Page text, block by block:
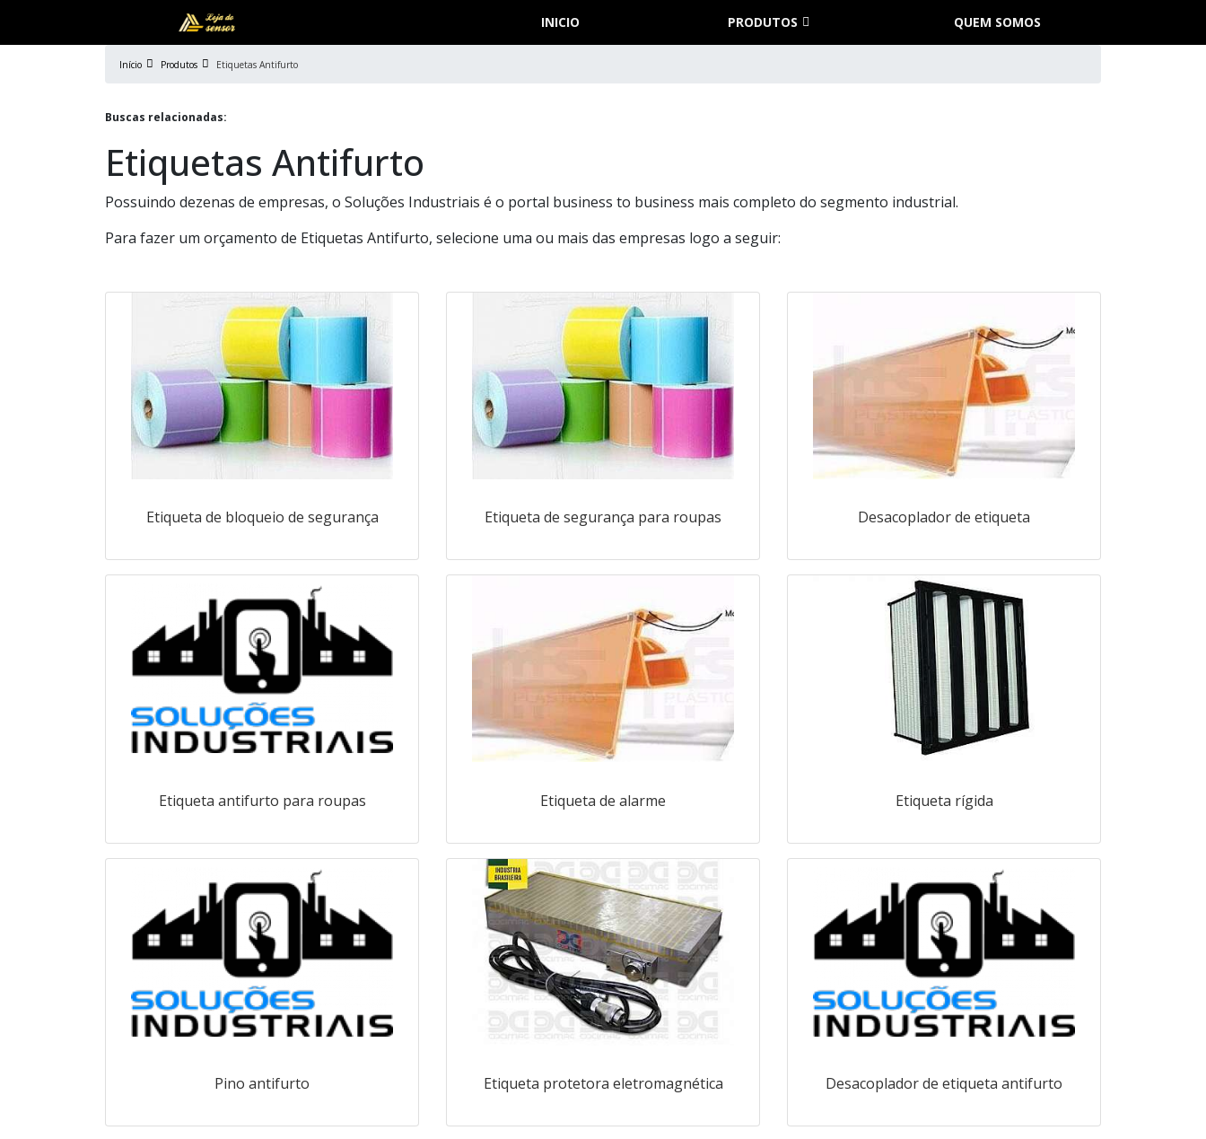
INICIO PRODUTOS QUEM SOMOS
Início Produtos Etiquetas Antifurto
Buscas relacionadas:
Etiquetas Antifurto
Possuindo dezenas de empresas, o Soluções Industriais é o portal business to business mais completo do segmento industrial.
Para fazer um orçamento de Etiquetas Antifurto, selecione uma ou mais das empresas logo a seguir:
Etiqueta de bloqueio de segurança Etiqueta de segurança para roupas Desacoplador de etiqueta
Etiqueta antifurto para roupas Etiqueta de alarme Etiqueta rígida
Pino antifurto Etiqueta protetora eletromagnética Desacoplador de etiqueta antifurto